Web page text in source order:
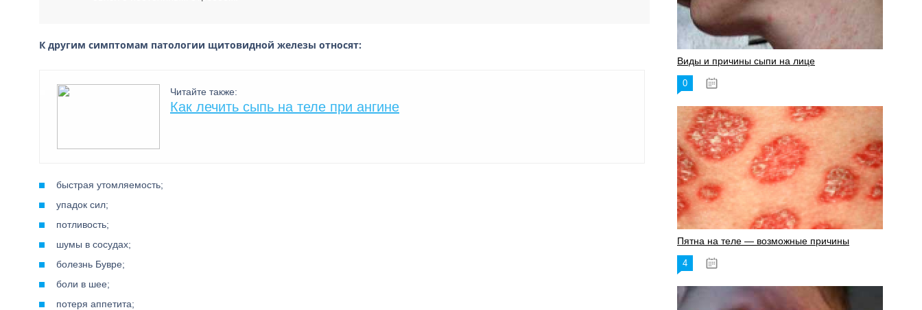
К другим симптомам патологии щитовидной железы относят:
Читайте также:
Как лечить сыпь на теле при ангине
быстрая утомляемость;
упадок сил;
потливость;
шумы в сосудах;
болезнь Бувре;
боли в шее;
потеря аппетита;
Виды и причины сыпи на лице
0
Пятна на теле — возможные причины
4